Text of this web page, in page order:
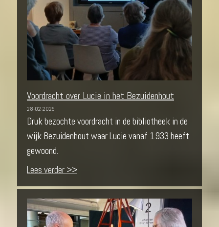
Voordracht over Lucie in het Bezuidenhout
28-02-2025
Druk bezochte voordracht in de bibliotheek in de
wijk Bezuidenhout waar Lucie vanaf 1933 heeft
gewoond.
Lees verder >>